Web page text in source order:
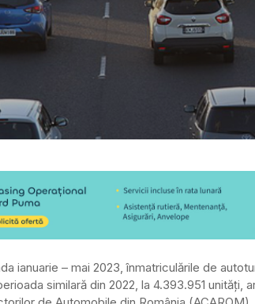
ianuarie – mai 2023, înmatriculările de
similară din 2022, la 4.393.951 unități,